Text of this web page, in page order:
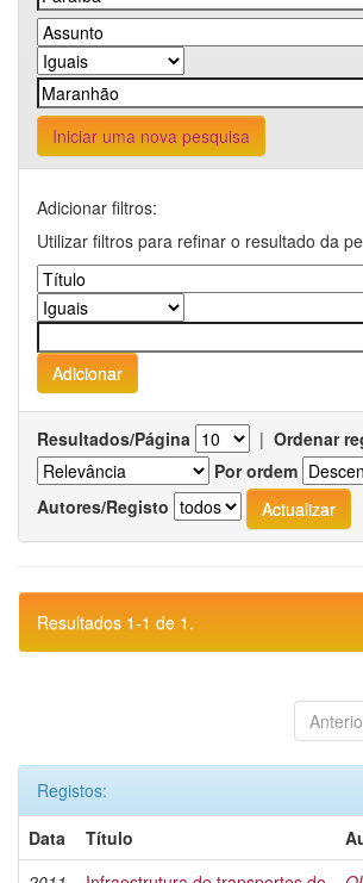
Iniciar uma nova pesquisa
Adicionar filtros:
Utilizar filtros para refinar o resultado da
Resultados/Página | Ordenar
Por ordem
Autores/Registo
Resultados 1-1 de 1.
Registos:
Data
Título